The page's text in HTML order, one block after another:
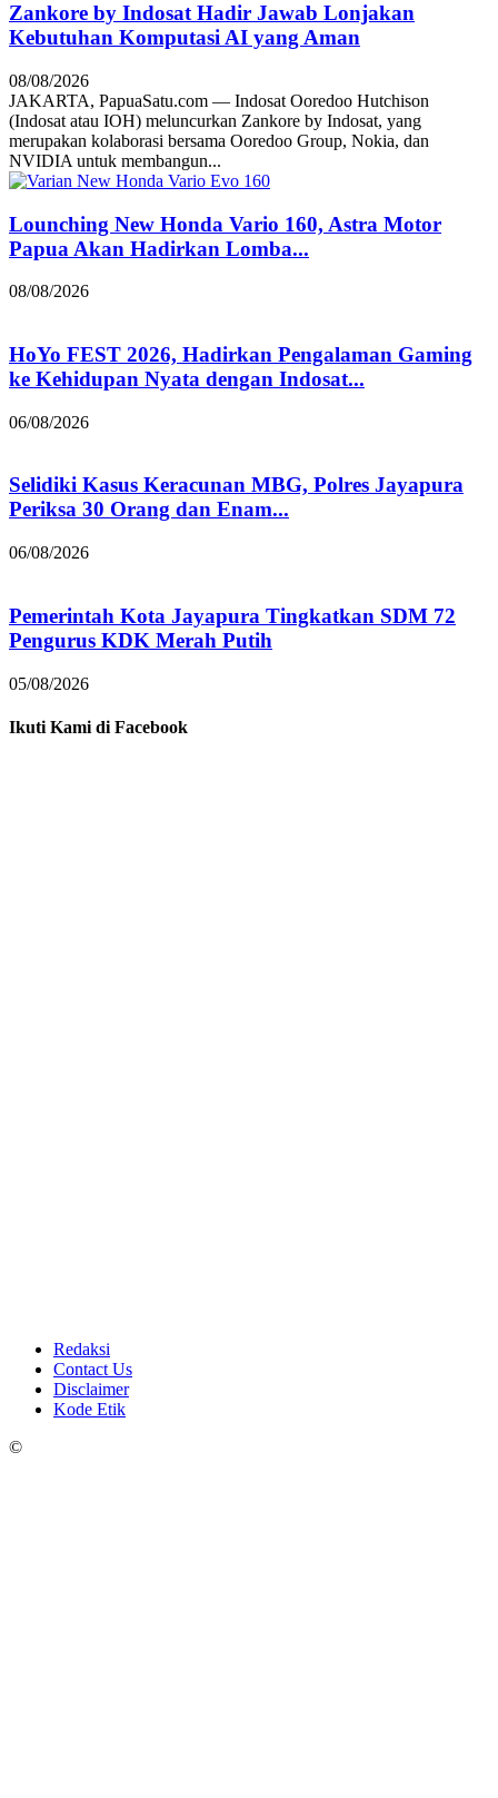
Zankore by Indosat Hadir Jawab Lonjakan
Kebutuhan Komputasi AI yang Aman
08/08/2026
JAKARTA, PapuaSatu.com — Indosat Ooredoo Hutchison
(Indosat atau IOH) meluncurkan Zankore by Indosat, yang
merupakan kolaborasi bersama Ooredoo Group, Nokia, dan
NVIDIA untuk membangun...
Lounching New Honda Vario 160, Astra Motor
Papua Akan Hadirkan Lomba...
08/08/2026
HoYo FEST 2026, Hadirkan Pengalaman Gaming
ke Kehidupan Nyata dengan Indosat...
06/08/2026
Selidiki Kasus Keracunan MBG, Polres Jayapura
Periksa 30 Orang dan Enam...
06/08/2026
Pemerintah Kota Jayapura Tingkatkan SDM 72
Pengurus KDK Merah Putih
05/08/2026
Ikuti Kami di Facebook
Redaksi
Contact Us
Disclaimer
Kode Etik
©